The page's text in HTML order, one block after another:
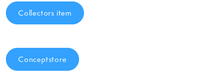
Collectors item
Conceptstore